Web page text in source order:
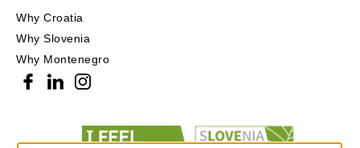
Why Croatia
Why Slovenia
Why Montenegro